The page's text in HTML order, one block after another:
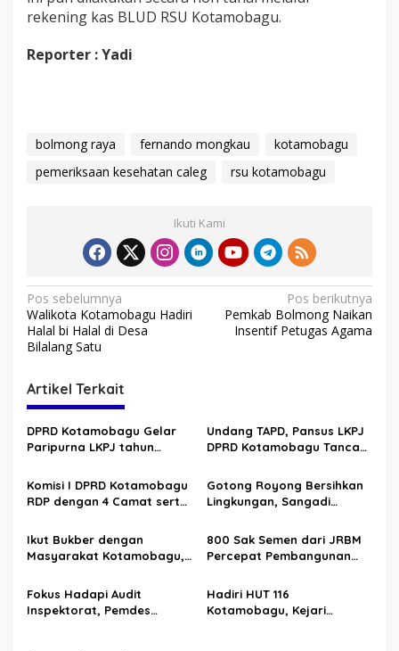
rekening kas BLUD RSU Kotamobagu.
Reporter : Yadi
bolmong raya fernando mongkau
kotamobagu
pemeriksaan kesehatan caleg
rsu kotamobagu
Ikuti Kami
N
a
v
i
g
a
s
i
p
o
s
Pos sebelumnya
Walikota Kotamobagu Hadiri
Halal bi Halal di Desa
Bilalang Satu
Pos berikutnya
Pemkab Bolmong Naikan
Insentif Petugas Agama
Artikel Terkait
DPRD Kotamobagu Gelar
Paripurna LKPJ tahun
Undang TAPD, Pansus LKPJ
DPRD Kotamobagu Tancap
Komisi I DPRD Kotamobagu
RDP dengan 4 Camat serta
Gotong Royong Bersihkan
Lingkungan, Sangadi
Buang Sampah
Sembarangan
Ikut Bukber dengan
Masyarakat Kotamobagu,
Stabilitas Keamanan
800 Sak Semen dari JRBM
Percepat Pembangunan
Poyowa
Fokus Hadapi Audit
Inspektorat, Pemdes
Hadiri HUT 116
Kotamobagu, Kejari